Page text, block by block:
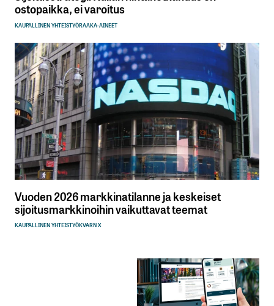
ostopaikka, ei varoitus
KAUPALLINEN YHTEISTYÖRAAKA-AINEET
Vuoden 2026 markkinatilanne ja keskeiset
sijoitusmarkkinoihin vaikuttavat teemat
KAUPALLINEN YHTEISTYÖKVARN X